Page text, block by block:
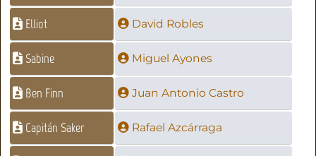
Elliot David Robles
Sabine Miguel Ayones
Ben Finn Juan Antonio Castro
Capitán Saker Rafael Azcárraga